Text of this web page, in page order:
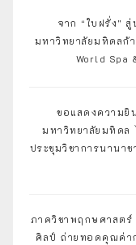
จาก “ใบฝรั่ง”
มหาวิทยาลัยมหิดลก้
World Spa
ขอแสดงความ
มหาวิทยาลัยมหิดล
ประชุมวิชาการนานา
ภาควิชาพฤกษศาสตร์
ศิลป์ ถ่ายทอดคุณค่า